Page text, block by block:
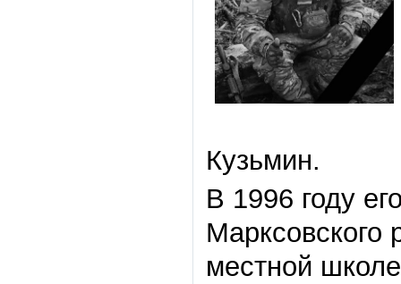
Кузьмин.
В 1996 году
Марксовского
местной